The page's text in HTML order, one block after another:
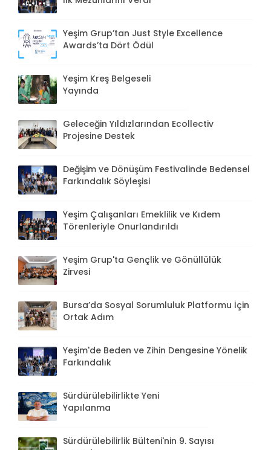
Yeşim Grup’tan Just Style Excellence
Awards’ta Dört Ödül
Yeşim Kreş Belgeseli
Yayında
Geleceğin Yıldızlarından Ecollectiv
Projesine Destek
Değişim ve Dönüşüm Festivalinde Bedensel
Farkındalık Söyleşisi
Yeşim Çalışanları Emeklilik ve Kıdem
Törenleriyle Onurlandırıldı
Yeşim Grup'ta Gençlik ve Gönüllülük
Zirvesi
Bursa’da Sosyal Sorumluluk Platformu İçin
Ortak Adım
Yeşim'de Beden ve Zihin Dengesine Yönelik
Farkındalık
Sürdürülebilirlikte Yeni
Yapılanma
Sürdürülebilirlik Bülteni'nin 9. Sayısı